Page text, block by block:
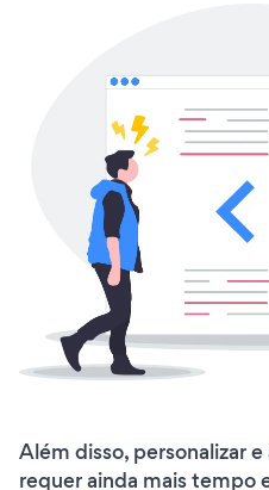
Além disso, personalizar
requer ainda mais tempo